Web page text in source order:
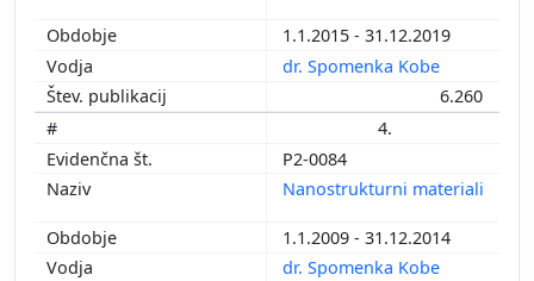
1.1.2015 - 31.12.2019
dr. Spomenka Kobe
6.260
4.
P2-0084
Nanostrukturni materiali
1.1.2009 - 31.12.2014
dr. Spomenka Kobe